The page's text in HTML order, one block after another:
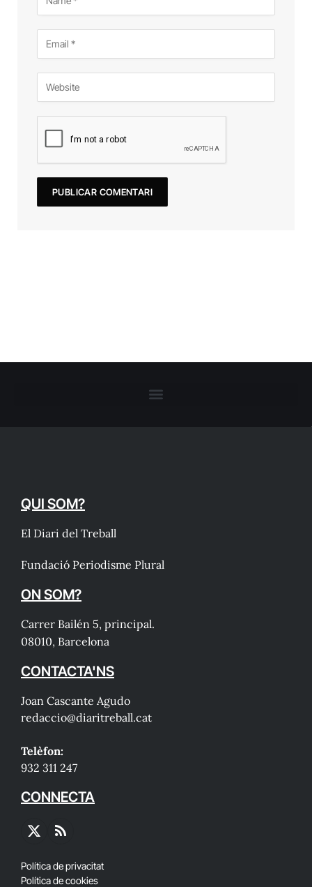
QUI SOM?
El Diari del Treball
Fundació Periodisme Plural
ON SOM?
Carrer Bailén 5, principal.
08010, Barcelona
CONTACTA'NS
Joan Cascante Agudo
redaccio@diaritreball.cat
Telèfon:
932 311 247
CONNECTA
X
RSS
Política de privacitat
Política de cookies